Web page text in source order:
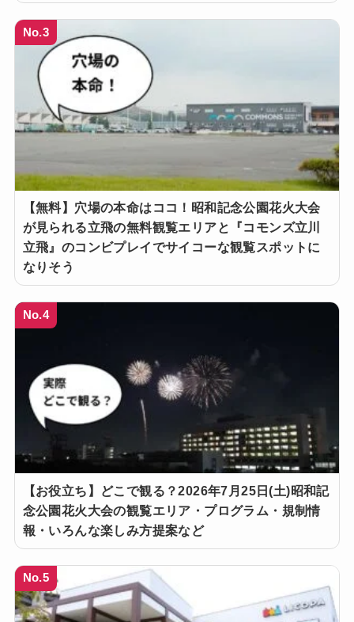
No.3
【無料】穴場の本命はココ！昭和記念公園花火大会
が見られる立飛の無料観覧エリアと『コモンズ立川
立飛』のコンビプレイでサイコーな観覧スポットに
なりそう
No.4
【お役立ち】どこで観る？2026年7月25日(土)昭和記
念公園花火大会の観覧エリア・プログラム・規制情
報・いろんな楽しみ方提案など
No.5